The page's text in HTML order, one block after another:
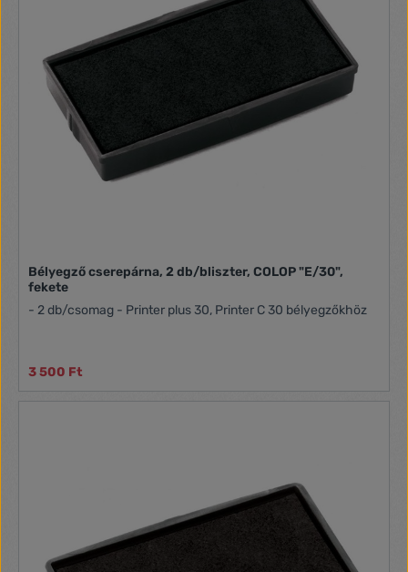
Bélyegző cserepárna, 2 db/bliszter, COLOP "E/30",
fekete
- 2 db/csomag - Printer plus 30, Printer C 30 bélyegzőkhöz
3 500 Ft